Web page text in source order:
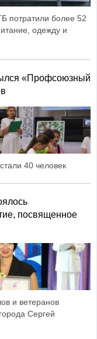
потратили более 52
одежду и
«Профсоюзный
40 человек
посвященное
и ветеранов
Сергей